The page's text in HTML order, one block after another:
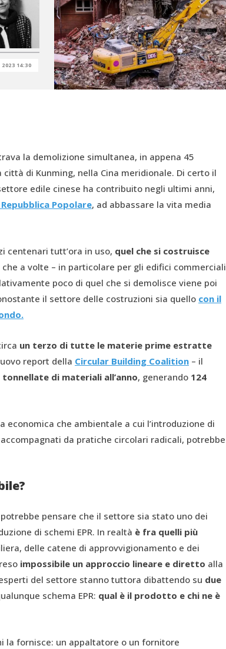
2023 14:30
la demolizione simultanea, in appena 45
città di Kunming, nella Cina meridionale. Di certo il
edile cinese ha contribuito negli ultimi anni,
Popolare, ad abbassare la vita media
centenari tutt’ora in uso, quel che si costruisce
che a volte – in particolare per gli edifici commerciali
poco di quel che si demolisce viene poi
il settore delle costruzioni sia quello con il
un terzo di tutte le materie prime estratte
report della Circular Building Coalition – il
tonnellate di materiali all’anno, generando 124
che ambientale a cui l’introduzione di
da pratiche circolari radicali, potrebbe
pensare che il settore sia stato uno dei
di schemi EPR. In realtà è fra quelli più
delle catene di approvvigionamento e dei
impossibile un approccio lineare e diretto alla
del settore stanno tuttora dibattendo su due
schema EPR: qual è il prodotto e chi ne è
la fornisce: un appaltatore o un fornitore